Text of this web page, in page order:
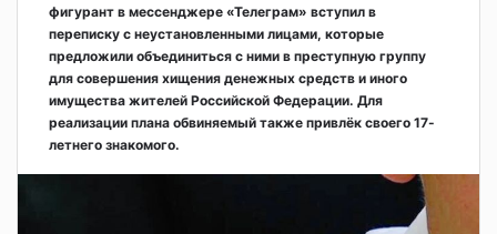
фигурант в мессенджере «Телеграм» вступил в
переписку с неустановленными лицами, которые
предложили объединиться с ними в преступную группу
для совершения хищения денежных средств и иного
имущества жителей Российской Федерации. Для
реализации плана обвиняемый также привлёк своего 17-
летнего знакомого.